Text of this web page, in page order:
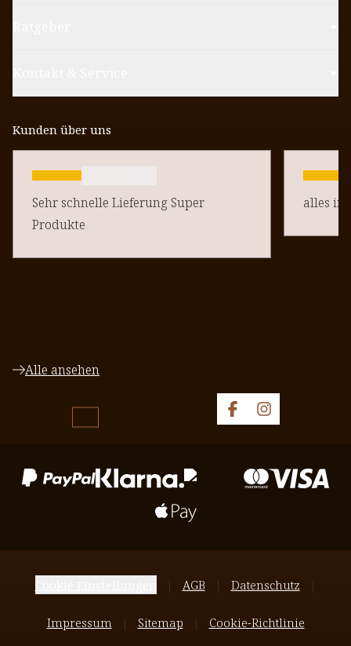
Kunden über uns
Sehr schnelle Lieferung Super
Produkte
alles in
Alle ansehen
AGB Datenschutz
Impressum Sitemap Cookie-Richtlinie